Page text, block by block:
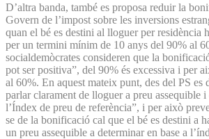
D’altra banda, també es proposa reduir la
Govern de l’impost sobre les inversions
quan el bé es destini al lloguer per residència
per un termini mínim de 10 anys del 90% al
socialdemòcrates consideren que la
pot ser positiva”, del 90% és excessiva i per
al 60%. En aquest mateix punt, des del PS es
parlar clarament de lloguer a preu assequible i
l’Índex de preu de referència”, i per això
se de la bonificació cal que el bé es destini a
un preu assequible a determinar en base a